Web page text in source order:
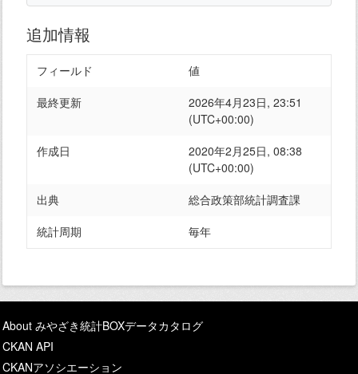
追加情報
フィールド
値
最終更新
2026年4月23日, 23:51
(UTC+00:00)
作成日
2020年2月25日, 08:38
(UTC+00:00)
出典
総合政策部統計調査課
統計周期
毎年
About みやざき統計BOXデータカタログ
CKAN API
CKANアソシエーション